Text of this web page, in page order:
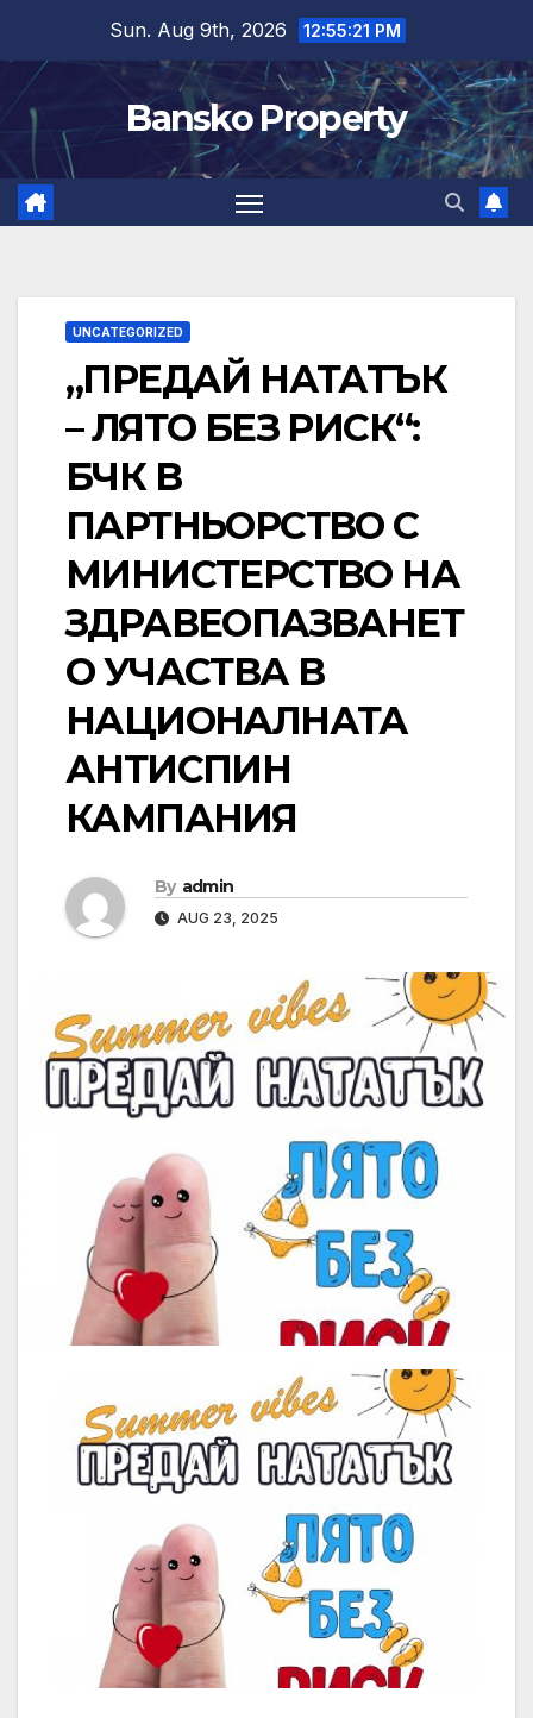
content
Sun. Aug 9th, 2026 12:55:22 PM
Bansko Property
UNCATEGORIZED
„ПРЕДАЙ НАТАТЪК
– ЛЯТО БЕЗ РИСК“:
БЧК В
ПАРТНЬОРСТВО С
МИНИСТЕРСТВО НА
ЗДРАВЕОПАЗВАНЕТ
О УЧАСТВА В
НАЦИОНАЛНАТА
АНТИСПИН
КАМПАНИЯ
By admin
AUG 23, 2025